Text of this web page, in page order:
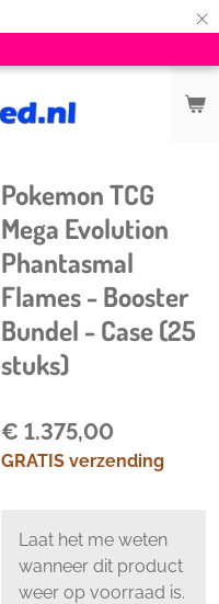
×
Pokemon TCG
Mega Evolution
Phantasmal
Flames - Booster
Bundel - Case (25
stuks)
€ 1.375,00
GRATIS verzending
Laat het me weten
wanneer dit product
weer op voorraad is.